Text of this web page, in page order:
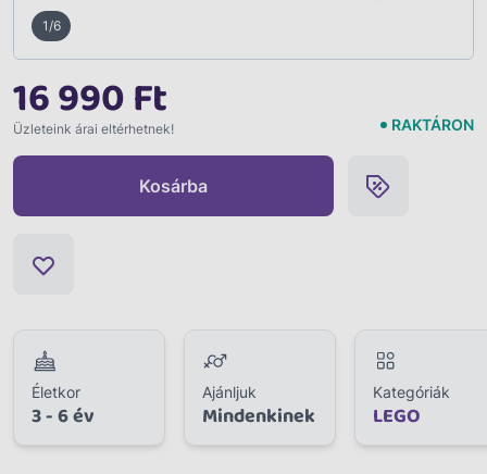
1/6
16 990 Ft
Üzleteink árai eltérhetnek! RAKTÁRON
Kosárba
Életkor
3 - 6 év
Ajánljuk
Mindenkinek
Kategóriák
LEGO